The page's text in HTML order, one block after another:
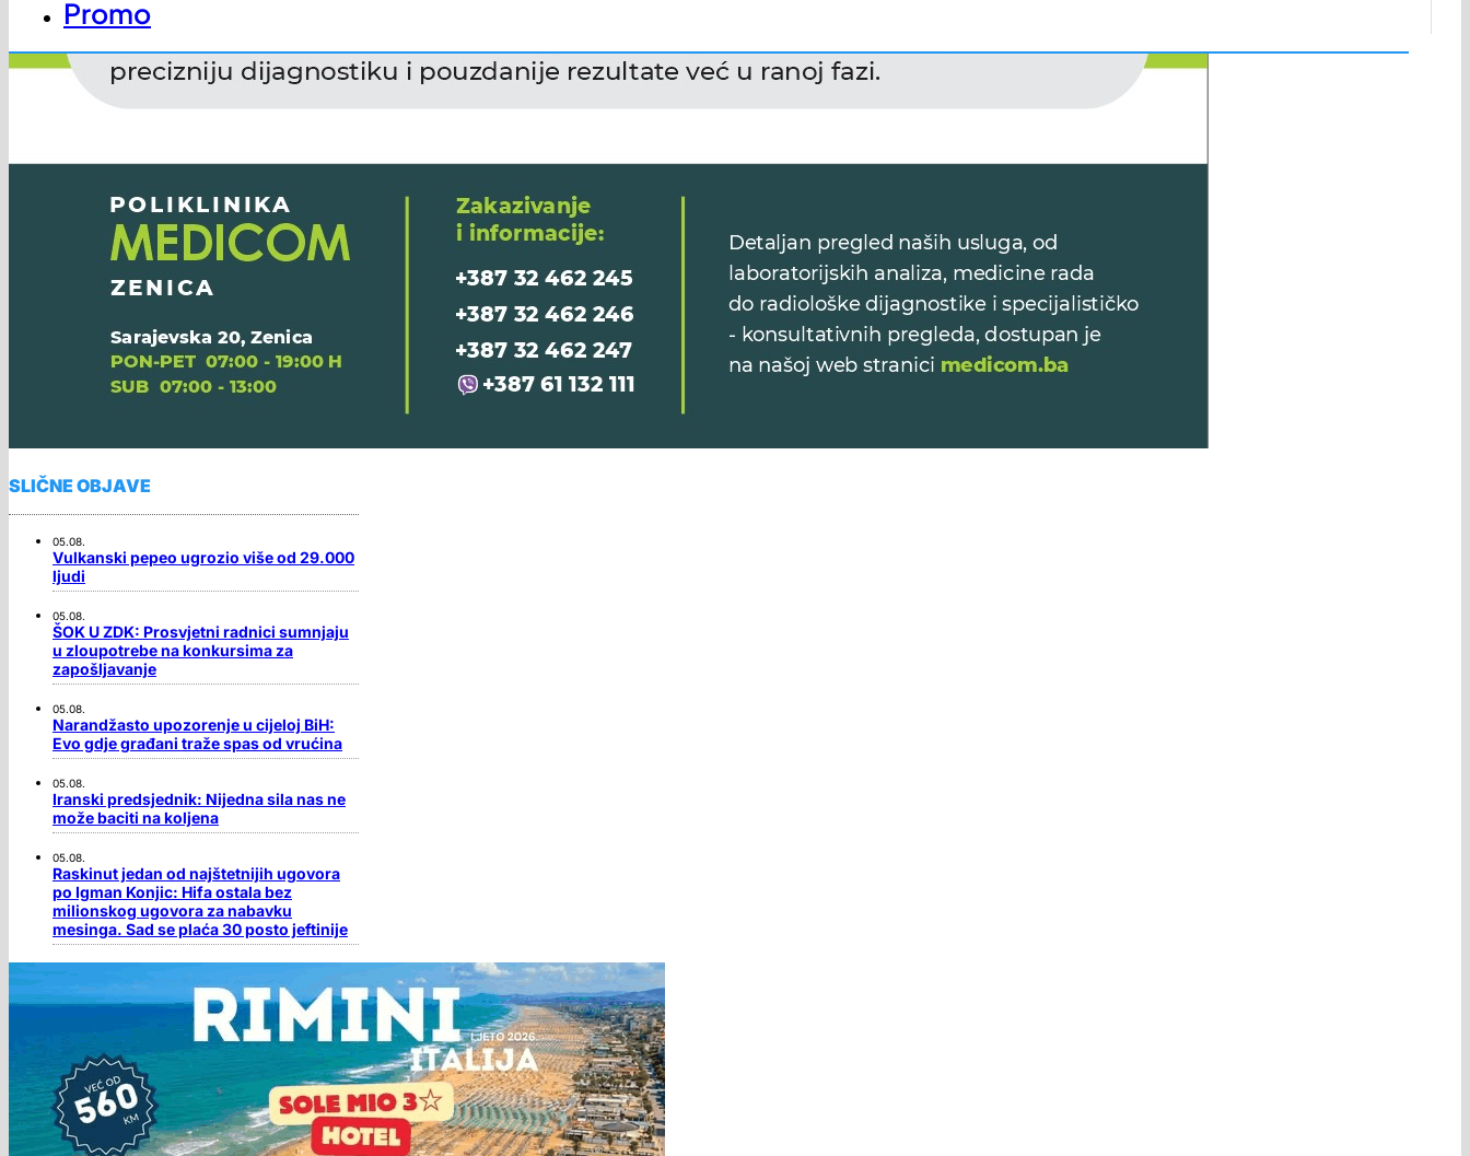
Promo
SLIČNE OBJAVE
05.08.
Vulkanski pepeo ugrozio više od 29.000
ljudi
05.08.
ŠOK U ZDK: Prosvjetni radnici sumnjaju
u zloupotrebe na konkursima za
zapošljavanje
05.08.
Narandžasto upozorenje u cijeloj BiH:
Evo gdje građani traže spas od vrućina
05.08.
Iranski predsjednik: Nijedna sila nas ne
može baciti na koljena
05.08.
Raskinut jedan od najštetnijih ugovora
po Igman Konjic: Hifa ostala bez
milionskog ugovora za nabavku
mesinga. Sad se plaća 30 posto jeftinije